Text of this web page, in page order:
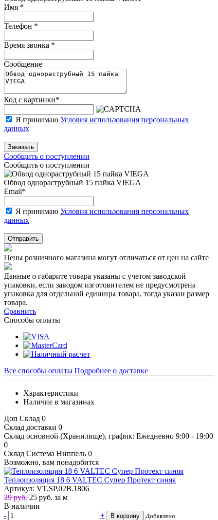
Имя *
Телефон *
Время звонка *
Сообщение
Код с картинки*
Я принимаю Условия использования персональных
данных
Заказать
Сообщить о поступлении
Сообщить о поступлении
Обвод однораструбный 15 пайка VIEGA
Email*
Я принимаю Условия использования персональных
данных
Отправить
Цены розничного магазина могут отличаться от цен на сайте
Данные о габарите товара указаны с учетом заводской
упаковки, если заводом изготовителем не предусмотрена
упаковка для отдельной единицы товара, тогда указан размер
товара.
Сравнить
Способы оплаты
Все способы оплаты Подробнее о доставке
Характеристики
Наличие в магазинах
Доп Склад 0
Склад доставки 0
Склад основной (Хранилище), график: Ежедневно 9:00 - 19:00
0
Склад Система Ниппель 0
Возможно, вам понадобится
Теплоизоляция 18 6 VALTEC Супер Протект синяя
Артикул: VT.SP.02B.1806
29 руб.25 руб. за м
В наличии
-
+ В корзину Добавлено